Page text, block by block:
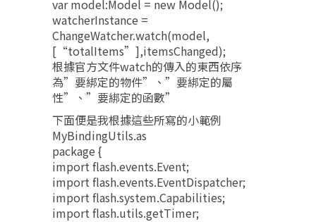
var model:Model = new Model();
watcherInstance =
ChangeWatcher.watch(model,
[“totalItems”],itemsChanged);
根據官方文件watch的傳入的東西依序
為”要綁定的物件”、”要綁定的屬
性”、”要綁定的函數”
下面便是我根據這些所寫的小範例
MyBindingUtils.as
package {
import flash.events.Event;
import flash.events.EventDispatcher;
import flash.system.Capabilities;
import flash.utils.getTimer;